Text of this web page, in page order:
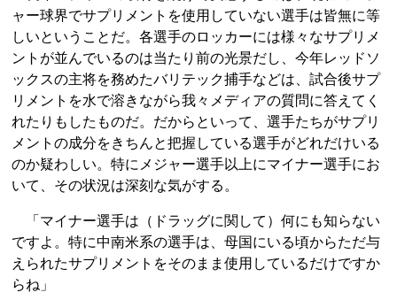
ャー球界でサプリメントを使用していない選手は皆無に等
しいということだ。各選手のロッカーには様々なサプリメ
ントが並んでいるのは当たり前の光景だし、今年レッドソ
ックスの主将を務めたバリテック捕手などは、試合後サプ
リメントを水で溶きながら我々メディアの質問に答えてく
れたりもしたものだ。だからといって、選手たちがサプリ
メントの成分をきちんと把握している選手がどれだけいる
のか疑わしい。特にメジャー選手以上にマイナー選手にお
いて、その状況は深刻な気がする。
「マイナー選手は（ドラッグに関して）何にも知らない
ですよ。特に中南米系の選手は、母国にいる頃からただ与
えられたサプリメントをそのまま使用しているだけですか
らね」